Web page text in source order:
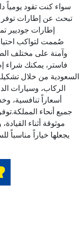
سواء كنت تقود يومياً
تبحث عن إطارات توفر
إطارات جوديير
صُممت لتواكب
وآمنة على مختلف
فاستر، يمكنك شراء
السعودية من خلال
الركاب، وسيارات
أسعاراً تنافسية،
جميع أنحاء
موثوقة أثناء
يجعلها خياراً مناسباً